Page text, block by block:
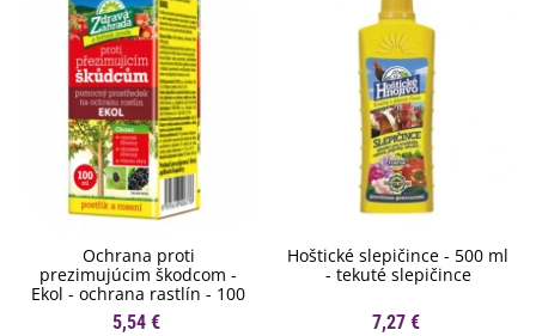
Ochrana proti
prezimujúcim škodcom -
Ekol - ochrana rastlín - 100
ml
5,54 €
Hoštické slepičince - 500 ml
- tekuté slepičince
7,27 €